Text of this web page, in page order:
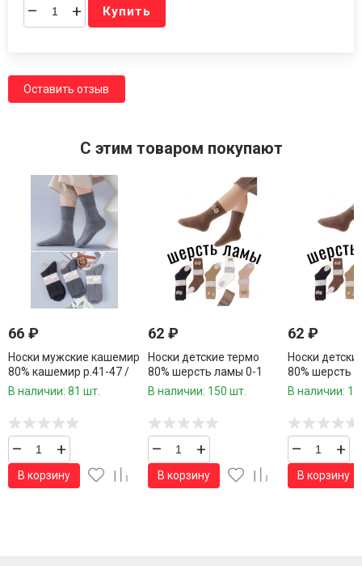
– + Купить
Оставить отзыв
C этим товаром покупают
66 ₽
Носки мужские кашемир
80% кашемир р.41-47 /
10 пар в упаковке/ 1
В наличии: 81 шт.
– +
В корзину
62 ₽
Носки детские термо
80% шерсть ламы 0-1
года /10 пар в упаковке/
В наличии: 150 шт.
– +
В корзину
62 ₽
Носки
80% шерсть
года /10 пар
В наличии:
– +
В корзину